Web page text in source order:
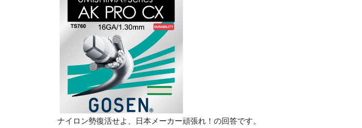
ナイロン勢復活せよ、日本メーカー頑張れ！の回答です。